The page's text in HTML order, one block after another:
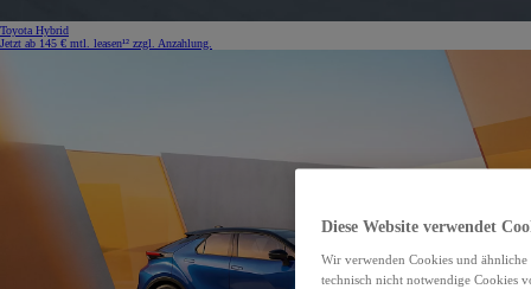
Toyota Hybrid
Jetzt ab 145 € mtl. leasen¹² zzgl. Anzahlung.
Diese Website verwendet
Wir verwenden Cookies und
technisch nicht notwendige Cookies